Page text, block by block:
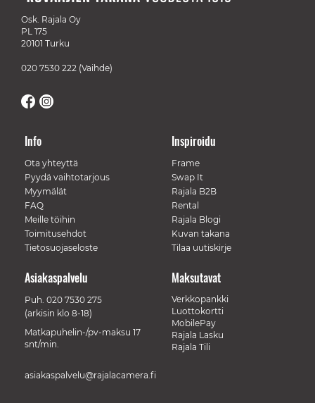
Osk. Rajala Oy
PL 175
20101 Turku
020 7530 222 (Vaihde)
Info
Ota yhteyttä
Pyydä vaihtotarjous
Myymälät
FAQ
Meille töihin
Toimitusehdot
Tietosuojaseloste
Inspiroidu
Frame
Swap It
Rajala B2B
Rental
Rajala Blogi
Kuvan takana
Tilaa uutiskirje
Maksutavat
Verkkopankki
Luottokortti
MobilePay
Rajala Lasku
Rajala Tili
Asiakaspalvelu
Puh. 020 7530 275
(arkisin klo 8-18)
Matkapuhelin-/pv-maksu 17
snt/min.
asiakaspalvelu@rajalacamera.fi